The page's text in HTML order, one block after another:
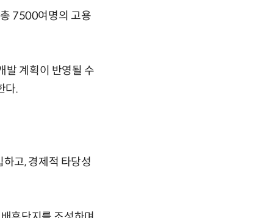
7500여명의 고용
발 계획이 반영될 수
다.
고, 경제적 타당성